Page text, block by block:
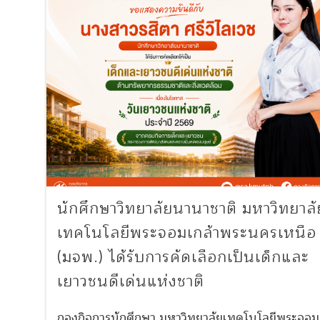
นักศึกษาวิทยาลัยนานาชาติ มหาวิทยา
เทคโนโลยีพระจอมเกล้าพระนครเหนือ
(มจพ.) ได้รับการคัดเลือกเป็นเด็กและ
เยาวชนดีเด่นแห่งชาติ